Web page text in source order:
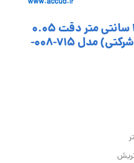
تراز صنعتی حباب گرد 20 سانتی متر دقت 0.05
Accud (اکود با گارانتی شرکتی) مدل 715-008-